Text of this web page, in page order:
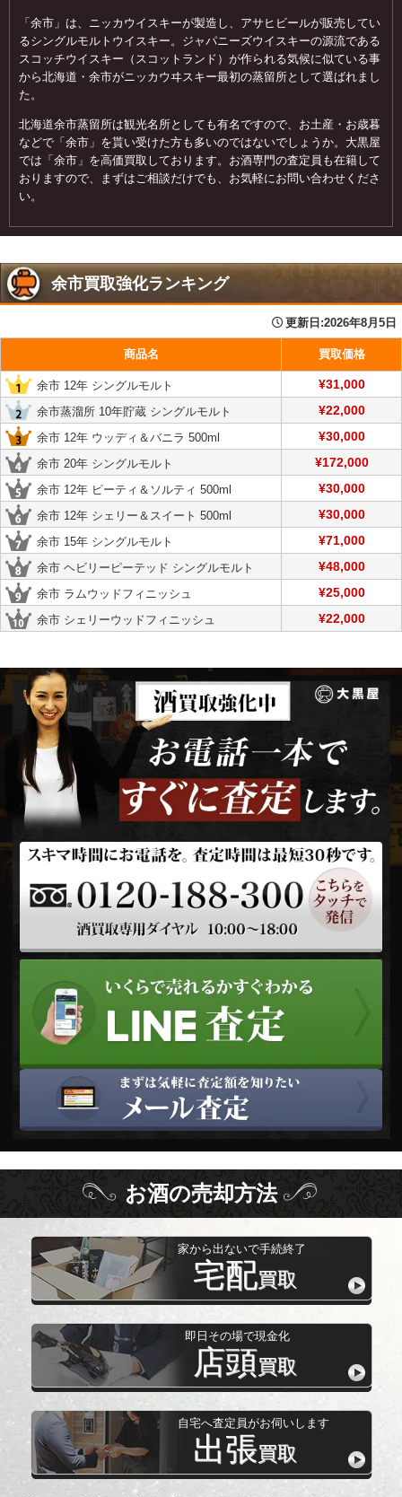
「余市」は、ニッカウイスキーが製造し、アサヒビールが販売してい
るシングルモルトウイスキー。ジャパニーズウイスキーの源流である
スコッチウイスキー（スコットランド）が作られる気候に似ている事
から北海道・余市がニッカウヰスキー最初の蒸留所として選ばれまし
た。
北海道余市蒸留所は観光名所としても有名ですので、お土産・お歳暮
などで「余市」を貰い受けた方も多いのではないでしょうか。大黒屋
では「余市」を高価買取しております。お酒専門の査定員も在籍して
おりますので、まずはご相談だけでも、お気軽にお問い合わせくださ
い。
余市買取強化ランキング
更新日:2026年8月5日
商品名 買取価格
余市 12年 シングルモルト ¥31,000
余市蒸溜所 10年貯蔵 シングルモルト ¥22,000
余市 12年 ウッディ＆バニラ 500ml ¥30,000
余市 20年 シングルモルト ¥172,000
余市 12年 ピーティ＆ソルティ 500ml ¥30,000
余市 12年 シェリー＆スイート 500ml ¥30,000
余市 15年 シングルモルト ¥71,000
余市 ヘビリーピーテッド シングルモルト ¥48,000
余市 ラムウッドフィニッシュ ¥25,000
余市 シェリーウッドフィニッシュ ¥22,000
お酒の売却方法
家から出ないで手続終了
宅配買取
即日その場で現金化
店頭買取
自宅へ査定員がお伺いします
出張買取